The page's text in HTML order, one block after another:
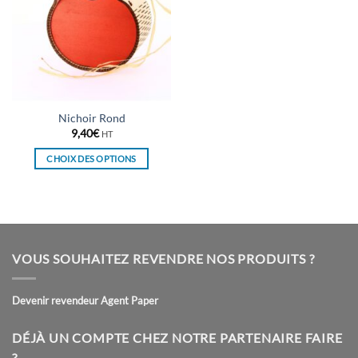
Nichoir Rond
9,40€ HT
CHOIX DES OPTIONS
plusieurs
Les
peuvent
sur
VOUS SOUHAITEZ REVENDRE NOS PRODUITS ?
Devenir revendeur Agent Paper
DÉJÀ UN COMPTE CHEZ NOTRE PARTENAIRE FAIRE